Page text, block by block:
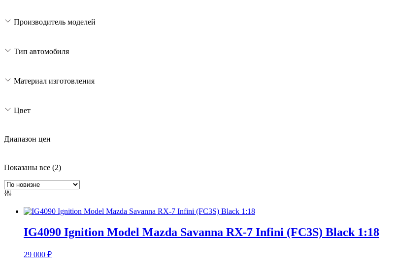
Производитель моделей
Тип автомобиля
Материал изготовления
Цвет
Диапазон цен
Показаны все (2)Сортировка:
недавние
IG4090 Ignition Model Mazda Savanna RX-7 Infini (FC3S) Black 1:18
29 000 ₽